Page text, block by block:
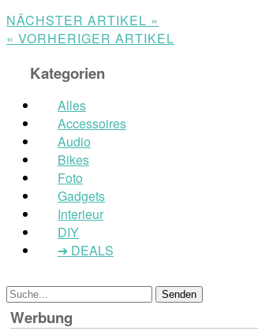
NÄCHSTER ARTIKEL »
« VORHERIGER ARTIKEL
Kategorien
Alles
Accessoires
Audio
Bikes
Foto
Gadgets
Interieur
DIY
➔ DEALS
Werbung